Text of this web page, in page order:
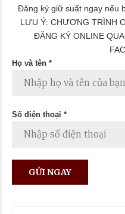
Đăng ký giữ suất ngay nếu
LƯU Ý: CHƯƠNG TRÌNH
ĐĂNG KÝ ONLINE
Họ và tên *
Số điện thoại *